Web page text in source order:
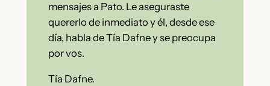
mensajes a Pato. Le aseguraste
quererlo de inmediato y él, desde ese
día, habla de Tía Dafne y se preocupa
por vos.
Tía Dafne.